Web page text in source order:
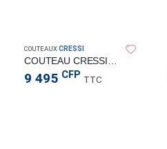
COUTEAUXCRESSI
COUTEAU CRESSI BORG BLACK 14CM
9 495 CFP TTC